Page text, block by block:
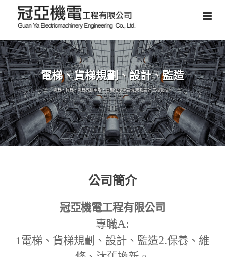
電梯、貨梯規劃、設計、監造
電梯、貨梯、電梯式停車塔、智能化停車設備,規劃設計,工程管理。
公司簡介
冠亞機電工程有限公司
專職A:
1電梯、貨梯規劃、設計、監造2.保養、維